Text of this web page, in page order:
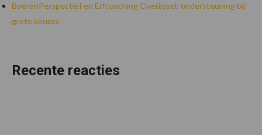
BoerenPerspectief en Erfcoaching Overijssel: ondersteuning bij
grote keuzes
Recente reacties